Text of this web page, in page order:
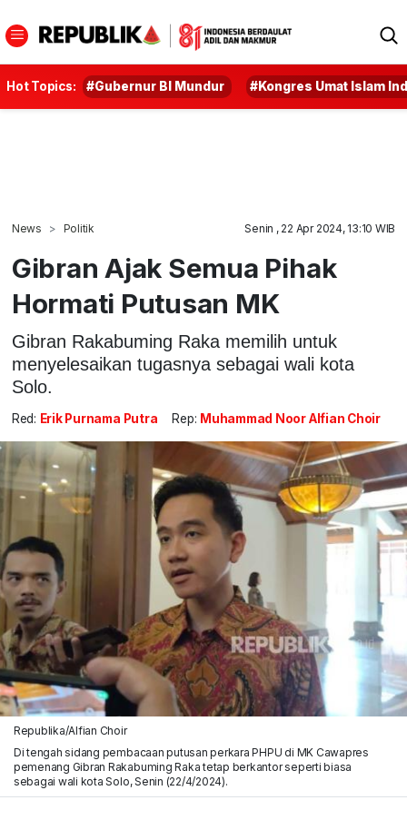
Hot Topics: #Gubernur BI Mundur #Kongres Umat Islam
News Politik Senin , 22 Apr 2024, 13:10 WIB
Gibran Ajak Semua Pihak
Hormati Putusan MK
Gibran Rakabuming Raka memilih untuk
menyelesaikan tugasnya sebagai wali kota
Solo.
Red: Erik Purnama Putra Rep: Muhammad Noor Alfian Choir
Republika/Alfian Choir
Di tengah sidang pembacaan putusan perkara PHPU di MK Cawapres
pemenang Gibran Rakabuming Raka tetap berkantor seperti biasa
sebagai wali kota Solo, Senin (22/4/2024).